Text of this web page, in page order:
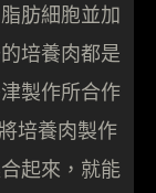
肪細胞並加
培養肉都是
製作所合作
培養肉製作
起來，就能